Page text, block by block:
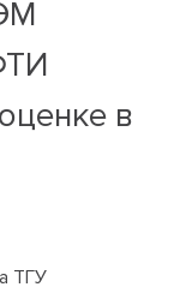
в
ТГУ